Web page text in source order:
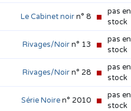
Le Cabinet noirn° 8
pas en
stock
Rivages/Noirn° 13
pas en
stock
Rivages/Noirn° 28
pas en
stock
Série Noiren° 2010
pas en
stock